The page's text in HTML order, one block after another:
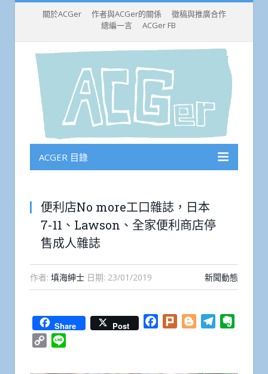
關於ACGer 作者與ACGer的關係
徵稿與推廣合作
總編一言
ACGer FB
ACGER 目錄
便利店No more工口雜誌，日本
7-11、Lawson、全家便利商店停
售成人雜誌
作者: 填海紳士 日期: 23/01/2019 新聞動態
Share Post Facebook
Plurk BloggerTelegram
Copy